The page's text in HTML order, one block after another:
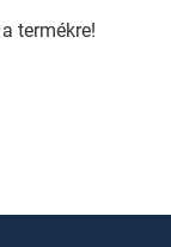
termékre!